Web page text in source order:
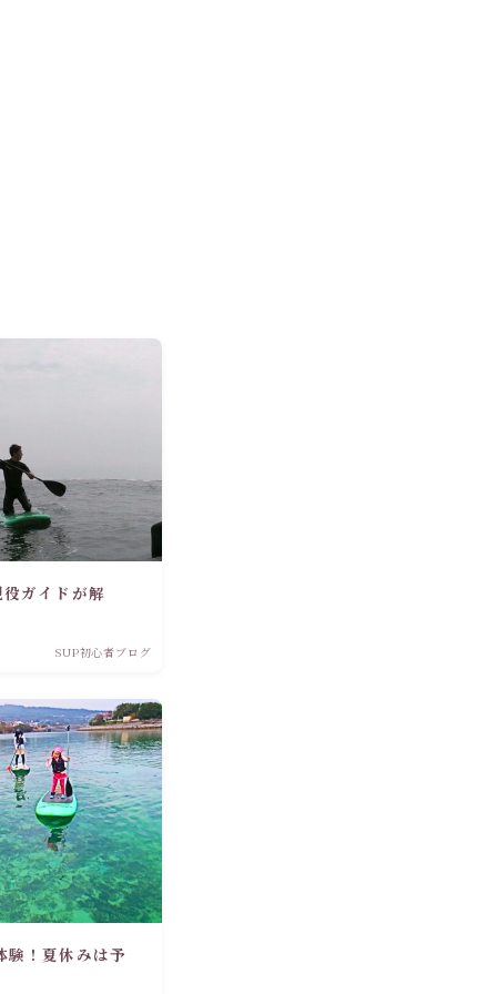
ガイドが解
SUP初心者ブログ
！夏休みは予